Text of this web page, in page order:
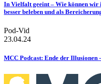
In Vielfalt geeint – Wie können
besser beleben und als
Pod-Vid
23.04.24
MCC Podcast: Ende der Illusionen